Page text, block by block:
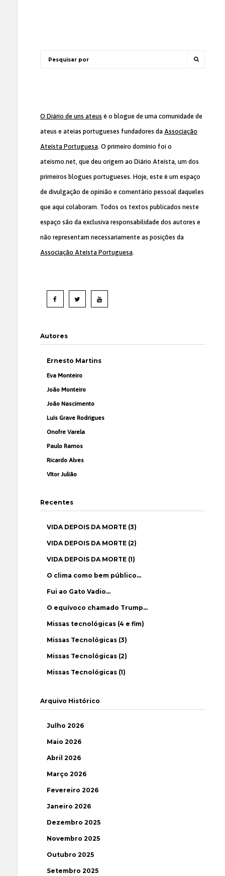
O Diário de uns ateus é o blogue de uma comunidade de
ateus e ateias portugueses fundadores da Associação
Ateísta Portuguesa. O primeiro domínio foi o
ateismo.net, que deu origem ao Diário Ateísta, um dos
primeiros blogues portugueses. Hoje, este é um espaço
de divulgação de opinião e comentário pessoal daqueles
que aqui colaboram. Todos os textos publicados neste
espaço são da exclusiva responsabilidade dos autores e
não representam necessariamente as posições da
Associação Ateísta Portuguesa.
Autores
Ernesto Martins
Eva Monteiro
João Monteiro
João Nascimento
Luís Grave Rodrigues
Onofre Varela
Paulo Ramos
Ricardo Alves
Vítor Julião
Recentes
VIDA DEPOIS DA MORTE (3)
VIDA DEPOIS DA MORTE (2)
VIDA DEPOIS DA MORTE (1)
O clima como bem público…
Fui ao Gato Vadio…
O equívoco chamado Trump…
Missas tecnológicas (4 e fim)
Missas Tecnológicas (3)
Missas Tecnológicas (2)
Missas Tecnológicas (1)
Arquivo Histórico
Julho 2026
Maio 2026
Abril 2026
Março 2026
Fevereiro 2026
Janeiro 2026
Dezembro 2025
Novembro 2025
Outubro 2025
Setembro 2025